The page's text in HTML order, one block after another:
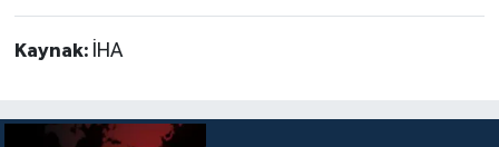
Kaynak: İHA